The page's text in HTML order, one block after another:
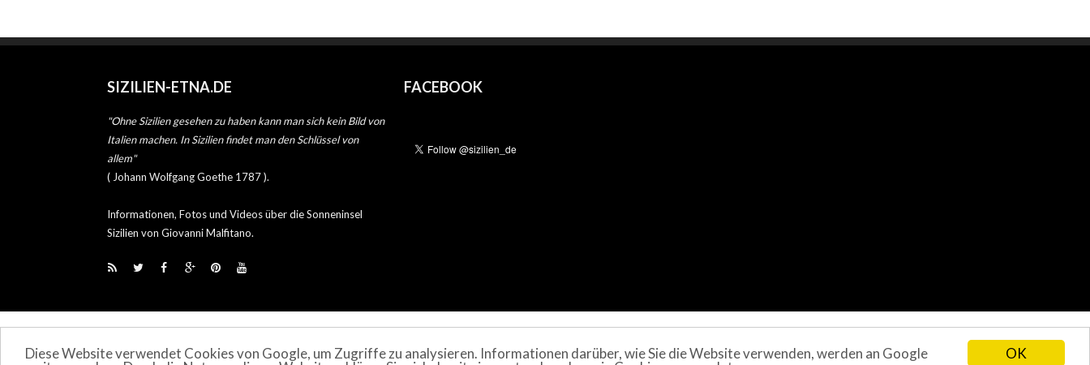
OK
Diese Website verwendet Cookies von Google, um Zugriffe zu analysieren. Informationen darüber, wie Sie die Website verwenden, werden an Google
SIZILIEN-ETNA.DE
"Ohne Sizilien gesehen zu haben kann man sich kein Bild von
Italien machen. In Sizilien findet man den Schlüssel von
allem"
( Johann Wolfgang Goethe 1787 ).
Informationen, Fotos und Videos über die Sonneninsel
Sizilien von Giovanni Malfitano.
FACEBOOK